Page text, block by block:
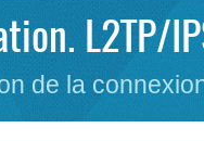
L2TP/
de la